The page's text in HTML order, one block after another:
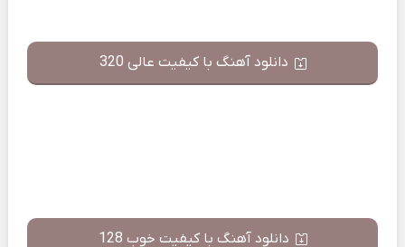
دانلود آهنگ با کیفیت عالی 320
دانلود آهنگ با کیفیت خوب 128